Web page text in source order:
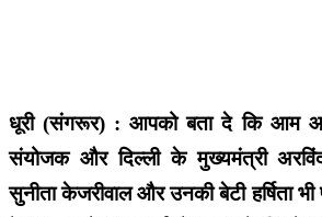
धूरी (संगरूर) : आपको बता दे कि आम
संयोजक और दिल्ली के मुख्यमंत्री
सुनीता केजरीवाल और उनकी बेटी हर्षिता